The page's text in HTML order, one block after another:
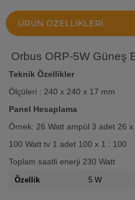
ÜRÜN ÖZELLIKLERI
Orbus ORP-5W Güneş
Teknik Özellikler
Ölçüleri : 240 x 240 x 17 mm
Panel Hesaplama
Örnek: 26 Watt ampül 3 adet 26 x
100 Watt tv 1 adet 100 x 1 : 100
Toplam saatli enerji 230 Watt
Özellik 5 W